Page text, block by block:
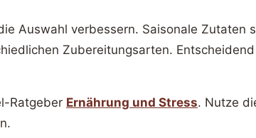
Auswahl verbessern. Saisonale
Zubereitungsarten.
Ratgeber Ernährung und Stress. Nutze